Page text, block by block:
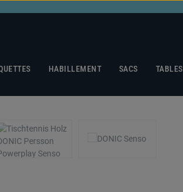
HABILLEMENT SACS TABLES